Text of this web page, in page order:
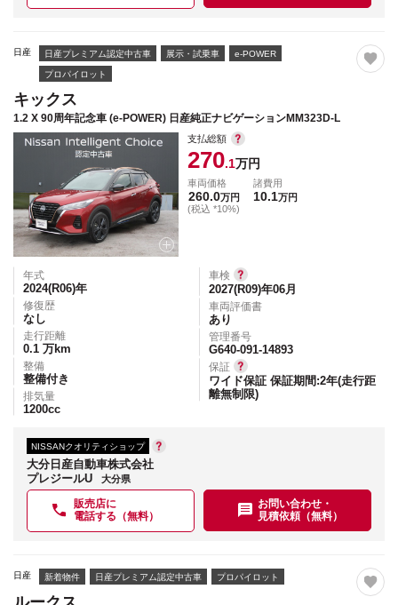
日産 日産プレミアム認定中古車 展示・試乗車 e-POWER
プロパイロット
キックス
1.2 X 90周年記念車 (e-POWER) 日産純正ナビゲーションMM323D-L
支払総額
270.1万円
車両価格
260.0万円
(税込 *10%)
諸費用
10.1万円
年式
2024(R06)年
修復歴
なし
走行距離
0.1 万km
整備
整備付き
排気量
1200cc
車検
2027(R09)年06月
車両評価書
あり
管理番号
G640-091-14893
保証
ワイド保証 保証期間:2年(走行距
離無制限)
NISSANクオリティショップ
大分日産自動車株式会社
プレジールU
大分県
販売店に
電話する（無料）
お問い合わせ・
見積依頼（無料）
日産 新着物件 日産プレミアム認定中古車 プロパイロット